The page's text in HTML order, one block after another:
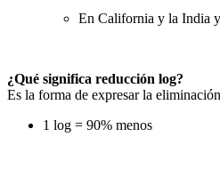
En California y la India
¿Qué significa reducción log?
Es la forma de expresar la
1 log = 90% menos